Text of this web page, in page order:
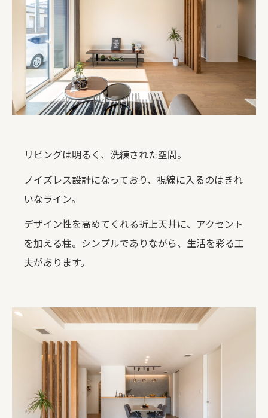
リビングは明るく、洗練された空間。
ノイズレス設計になっており、視線に入るのはきれ
いなライン。
デザイン性を高めてくれる折上天井に、アクセント
を加える柱。シンプルでありながら、生活を彩る工
夫があります。